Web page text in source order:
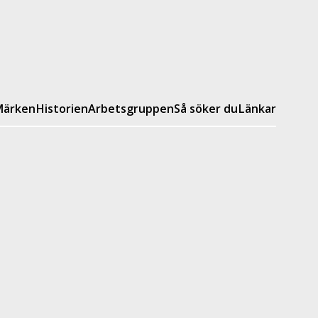
HistorienArbetsgruppenSå söker duLänkar